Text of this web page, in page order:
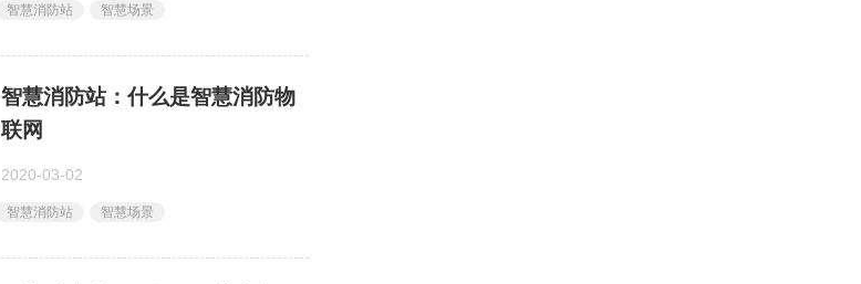
智慧消防站 智慧场景
智慧消防站：什么是智慧消防物
联网
2020-03-02
智慧消防站 智慧场景